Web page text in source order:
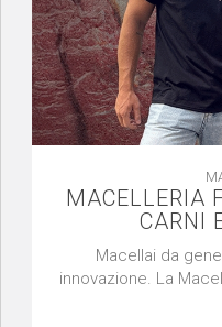
MACELLERIA
CARNI
Macellai da
innovazione. La